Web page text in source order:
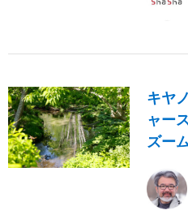
キヤ
ャー
ズー